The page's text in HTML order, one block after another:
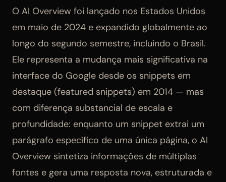
O AI Overview foi lançado nos Estados Unidos
em maio de 2024 e expandido globalmente ao
longo do segundo semestre, incluindo o Brasil.
Ele representa a mudança mais significativa na
interface do Google desde os snippets em
destaque (featured snippets) em 2014 — mas
com diferença substancial de escala e
profundidade: enquanto um snippet extrai um
parágrafo específico de uma única página, o AI
Overview sintetiza informações de múltiplas
fontes e gera uma resposta nova, estruturada e